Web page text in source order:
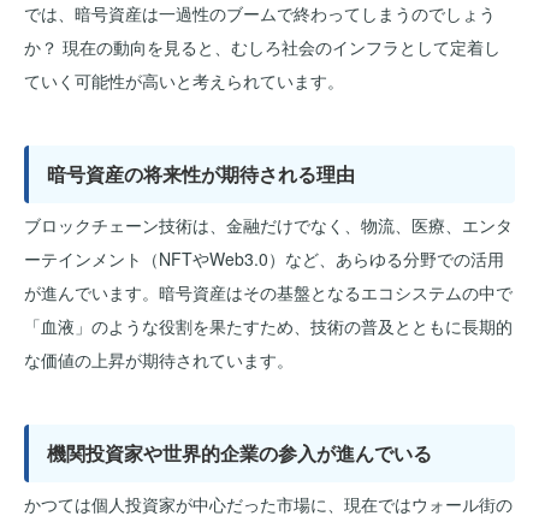
では、暗号資産は一過性のブームで終わってしまうのでしょう
か？ 現在の動向を見ると、むしろ社会のインフラとして定着し
ていく可能性が高いと考えられています。
暗号資産の将来性が期待される理由
ブロックチェーン技術は、金融だけでなく、物流、医療、エンタ
ーテインメント（NFTやWeb3.0）など、あらゆる分野での活用
が進んでいます。暗号資産はその基盤となるエコシステムの中で
「血液」のような役割を果たすため、技術の普及とともに長期的
な価値の上昇が期待されています。
機関投資家や世界的企業の参入が進んでいる
かつては個人投資家が中心だった市場に、現在ではウォール街の